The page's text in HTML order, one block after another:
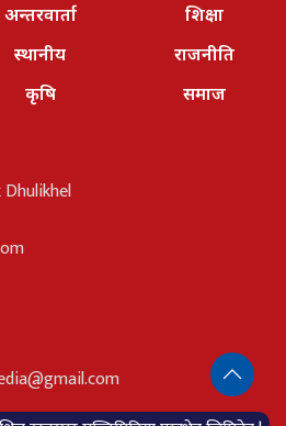
अन्तरवार्ता
स्थानीय
कृषि
शिक्षा
राजनीति
समाज